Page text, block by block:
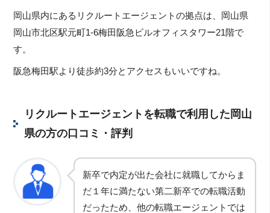
岡山県内にあるリクルートエージェントの拠点は、岡山県
岡山市北区駅元町1-6梅田阪急ビルオフィスタワー21階で
す。
阪急梅田駅より徒歩約3分とアクセスもいいですね。
リクルートエージェントを転職で利用した岡山
県の方の口コミ・評判
新卒で内定が出た会社に就職してからま
だ１年に満たない第二新卒での転職活動
だったため、他の転職エージェントでは